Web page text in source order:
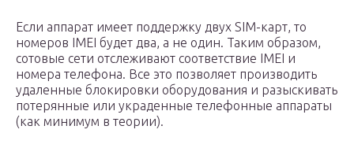
Если аппарат имеет поддержку двух SIM-карт, то
номеров IMEI будет два, а не один. Таким образом,
сотовые сети отслеживают соответствие IMEI и
номера телефона. Все это позволяет производить
удаленные блокировки оборудования и разыскивать
потерянные или украденные телефонные аппараты
(как минимум в теории).